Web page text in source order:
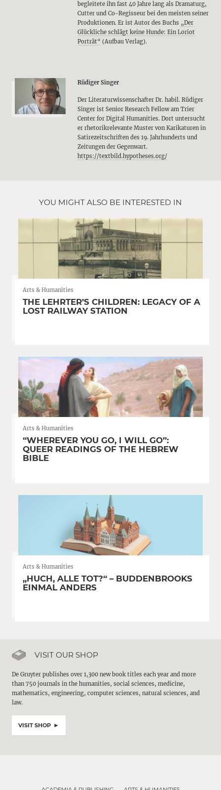
begleitete ihn fast 40 Jahre lang als Dramaturg,
Cutter und Co-Regisseur bei den meisten seiner
Produktionen. Er ist Autor des Buchs „Der
Glückliche schlägt keine Hunde: Ein Loriot
Porträt“ (Aufbau Verlag).
Rüdiger Singer
Der Literaturwissenschafter Dr. habil. Rüdiger
Singer ist Senior Research Fellow am Trier
Center for Digital Humanities. Dort untersucht
er rhetorikrelevante Muster von Karikaturen in
Satirezeitschriften des 19. Jahrhunderts und
Zeitungen der Gegenwart.
https://textbild.hypotheses.org/
YOU MIGHT ALSO BE INTERESTED IN
Arts & Humanities
THE LEHRTER’S CHILDREN: LEGACY OF A
LOST RAILWAY STATION
Arts & Humanities
“WHEREVER YOU GO, I WILL GO”:
QUEER READINGS OF THE HEBREW
BIBLE
Arts & Humanities
„HUCH, ALLE TOT?“ – BUDDENBROOKS
EINMAL ANDERS
VISIT OUR SHOP
De Gruyter publishes over 1,300 new book titles each year and more
than 750 journals in the humanities, social sciences, medicine,
mathematics, engineering, computer sciences, natural sciences, and
law.
VISIT SHOP